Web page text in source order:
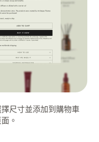
尺寸並添加到購物車
。